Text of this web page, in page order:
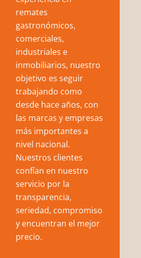
remates
gastronómicos,
comerciales,
industriales e
inmobiliarios, nuestro
objetivo es seguir
trabajando como
desde hace años, con
las marcas y empresas
más importantes a
nivel nacional.
Nuestros clientes
confían en nuestro
servicio por la
transparencia,
seriedad, compromiso
y encuentran el mejor
precio.